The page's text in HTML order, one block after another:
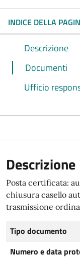
INDICE DELLA
Descrizione
Documenti
Ufficio
Descrizione
Posta certificata:
chiusura casello
trasmissione
Tipo documento
Numero e data